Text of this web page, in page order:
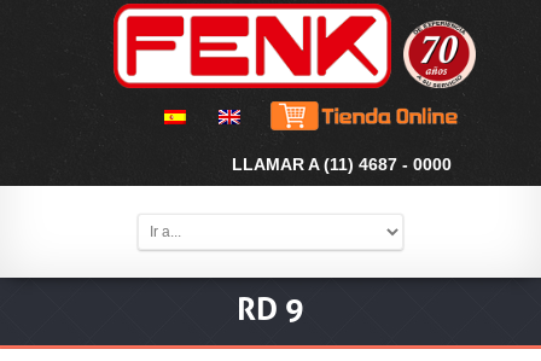
LLAMAR A (11) 4687 - 0000
RD 9